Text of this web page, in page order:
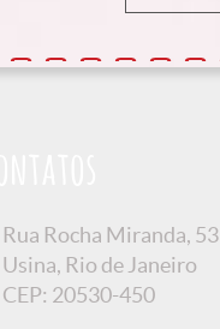
Rua Rocha Miranda, 53
Usina, Rio de Janeiro
CEP: 20530-450